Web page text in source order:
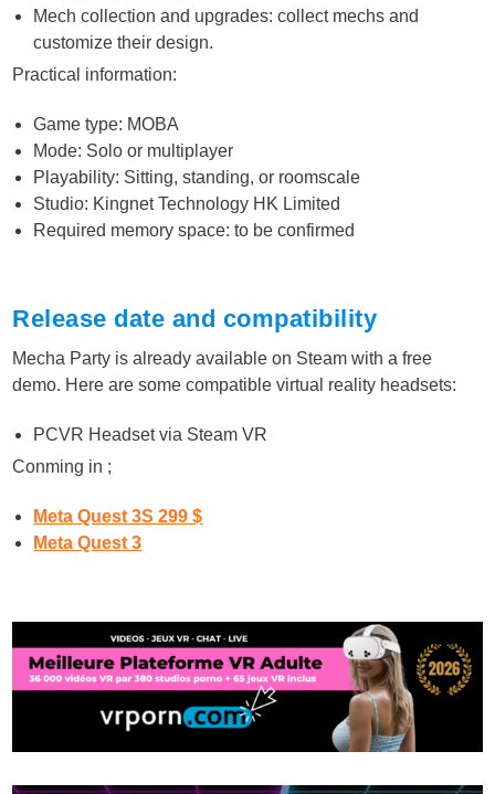
Mech collection and upgrades: collect mechs and
customize their design.
Practical information:
Game type: MOBA
Mode: Solo or multiplayer
Playability: Sitting, standing, or roomscale
Studio: Kingnet Technology HK Limited
Required memory space: to be confirmed
Release date and compatibility
Mecha Party is already available on Steam with a free
demo. Here are some compatible virtual reality headsets:
PCVR Headset via Steam VR
Conming in ;
Meta Quest 3S 299 $
Meta Quest 3